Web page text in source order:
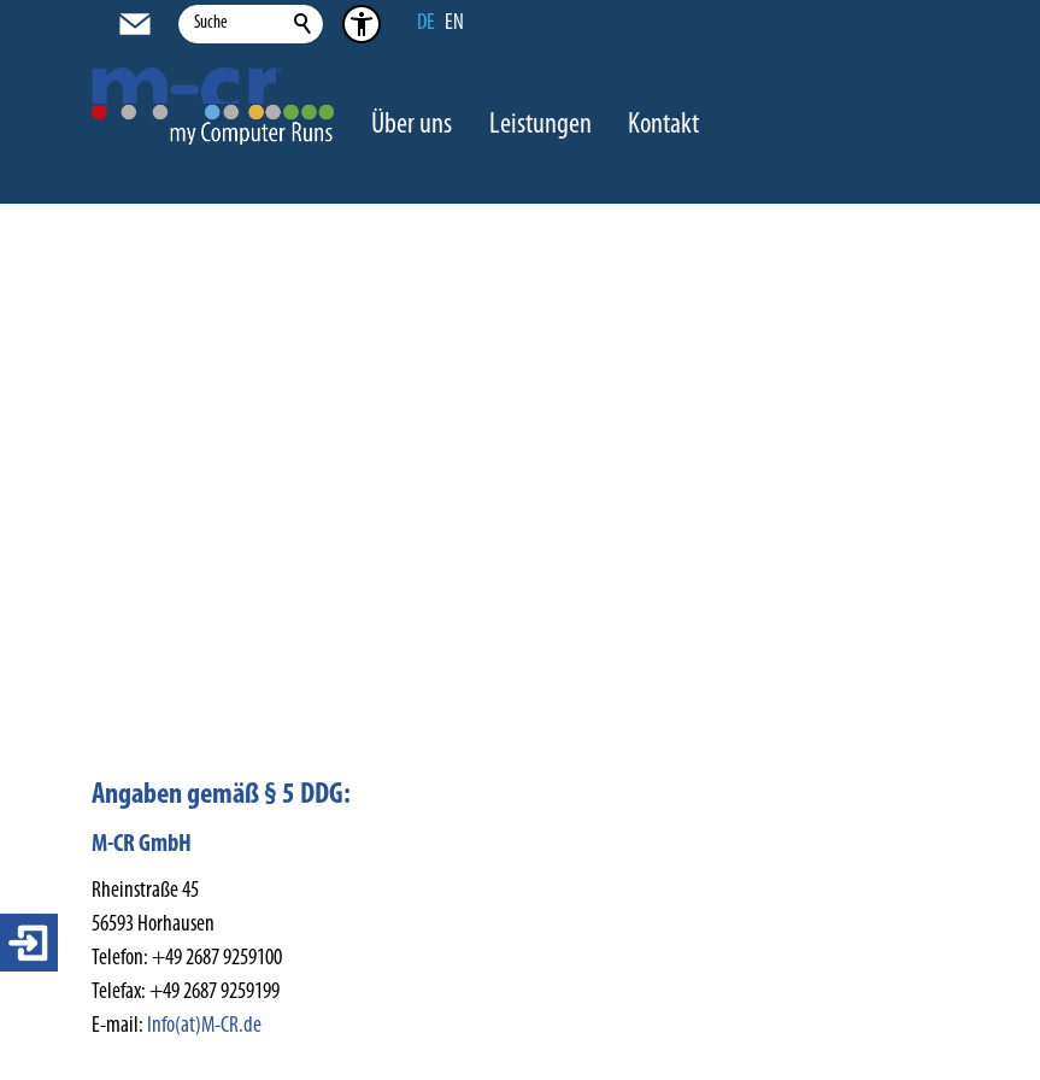
DE EN
Über uns Leistungen Kontakt
Angaben gemäß § 5 DDG:
M-CR GmbH
Rheinstraße 45
56593 Horhausen
Telefon: +49 2687 9259100
Telefax: +49 2687 9259199
E-mail: Info(at)M-CR.de